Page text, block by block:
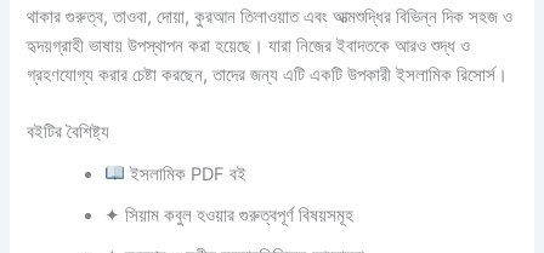
থাকার গুরুত্ব, তাওবা, দোয়া, কুরআন তিলাওয়াত এবং আত্মশুদ্ধির বিভিন্ন দিক সহজ ও
হৃদয়গ্রাহী ভাষায় উপস্থাপন করা হয়েছে। যারা নিজের ইবাদতকে আরও শুদ্ধ ও
গ্রহণযোগ্য করার চেষ্টা করছেন, তাদের জন্য এটি একটি উপকারী ইসলামিক রিসোর্স।
বইটির বৈশিষ্ট্য
ইসলামিক PDF বই
✦ সিয়াম কবুল হওয়ার গুরুত্বপূর্ণ বিষয়সমূহ